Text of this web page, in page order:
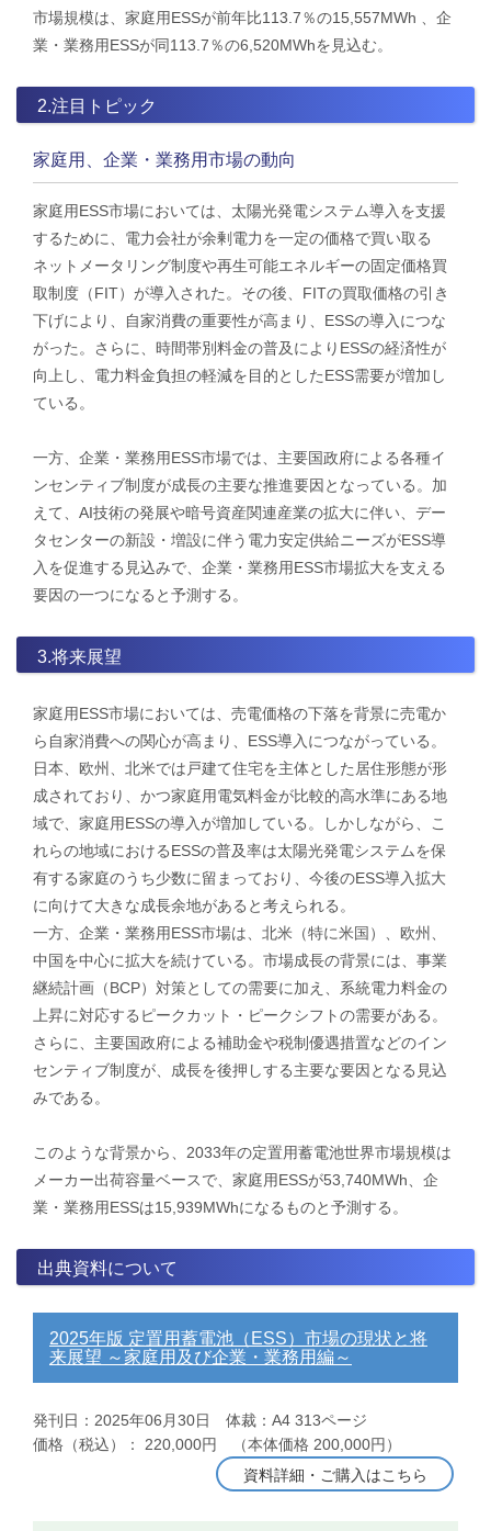
市場規模は、家庭用ESSが前年比113.7％の15,557MWh 、企
業・業務用ESSが同113.7％の6,520MWhを見込む。
2.注目トピック
家庭用、企業・業務用市場の動向
家庭用ESS市場においては、太陽光発電システム導入を支援
するために、電力会社が余剰電力を一定の価格で買い取る
ネットメータリング制度や再生可能エネルギーの固定価格買
取制度（FIT）が導入された。その後、FITの買取価格の引き
下げにより、自家消費の重要性が高まり、ESSの導入につな
がった。さらに、時間帯別料金の普及によりESSの経済性が
向上し、電力料金負担の軽減を目的としたESS需要が増加し
ている。
一方、企業・業務用ESS市場では、主要国政府による各種イ
ンセンティブ制度が成長の主要な推進要因となっている。加
えて、AI技術の発展や暗号資産関連産業の拡大に伴い、デー
タセンターの新設・増設に伴う電力安定供給ニーズがESS導
入を促進する見込みで、企業・業務用ESS市場拡大を支える
要因の一つになると予測する。
3.将来展望
家庭用ESS市場においては、売電価格の下落を背景に売電か
ら自家消費への関心が高まり、ESS導入につながっている。
日本、欧州、北米では戸建て住宅を主体とした居住形態が形
成されており、かつ家庭用電気料金が比較的高水準にある地
域で、家庭用ESSの導入が増加している。しかしながら、こ
れらの地域におけるESSの普及率は太陽光発電システムを保
有する家庭のうち少数に留まっており、今後のESS導入拡大
に向けて大きな成長余地があると考えられる。
一方、企業・業務用ESS市場は、北米（特に米国）、欧州、
中国を中心に拡大を続けている。市場成長の背景には、事業
継続計画（BCP）対策としての需要に加え、系統電力料金の
上昇に対応するピークカット・ピークシフトの需要がある。
さらに、主要国政府による補助金や税制優遇措置などのイン
センティブ制度が、成長を後押しする主要な要因となる見込
みである。
​このような背景から、​2033年の定置用蓄電池世界市場規模は
メーカー出荷容量ベースで、家庭用ESSが53,740MWh、企
業・業務用ESSは15,939MWhになるものと予測する。
出典資料について
2025年版 定置用蓄電池（ESS）市場の現状と将
来展望 ～家庭用及び企業・業務用編～
発刊日：2025年06月30日 体裁：A4 313ページ
価格（税込）： 220,000円 （本体価格 200,000円）
資料詳細・ご購入はこちら